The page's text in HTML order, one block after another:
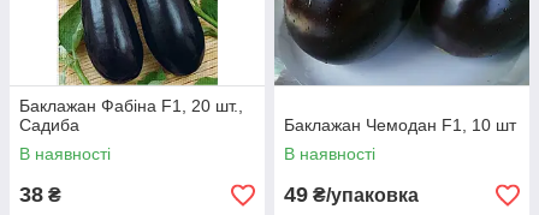
Баклажан Фабіна F1, 20 шт.,
Садиба
В наявності
38 ₴
Баклажан Чемодан F1, 10 шт
В наявності
49 ₴/упаковка